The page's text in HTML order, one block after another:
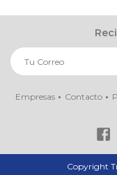
Empresas Contacto
Copyright